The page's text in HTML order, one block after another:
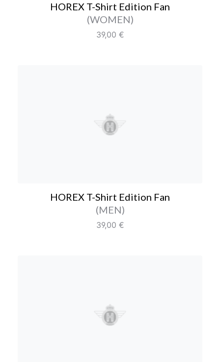
HOREX T-Shirt Edition Fan
(WOMEN)Farbe/Editionen
Regulärer Preis:
39,00 €
HOREX T-Shirt Edition
HOREX T-Shirt Edition Fan
(MEN)Farbe/Editionen
Regulärer Preis:
39,00 €
HOREX T-Shirt Edition